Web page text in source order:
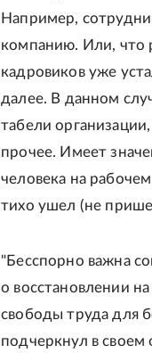
Например,
компанию. Или, что
кадровиков уже
далее. В данном
табели
прочее. Имеет
человека на
тихо ушел (не
"Бесспорно важна
о восстановлении
свободы труда для
подчеркнул в